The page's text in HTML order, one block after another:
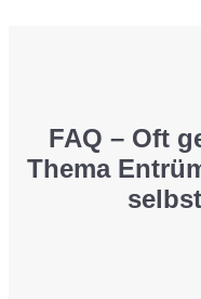
FAQ – Oft
Thema